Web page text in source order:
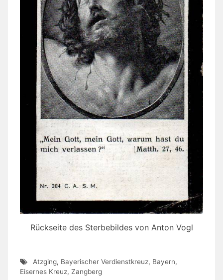
Rückseite des Sterbebildes von Anton Vogl
Atzging, Bayerischer Verdienstkreuz, Bayern,
Eisernes Kreuz, Zangberg